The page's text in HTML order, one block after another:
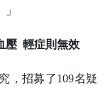
壓 輕症則無效
，招募了109名疑